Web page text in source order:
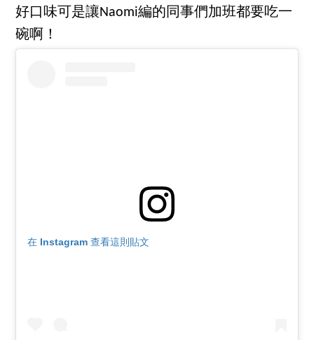
好口味可是讓Naomi編的同事們加班都要吃一
碗啊！
在 Instagram 查看這則貼文